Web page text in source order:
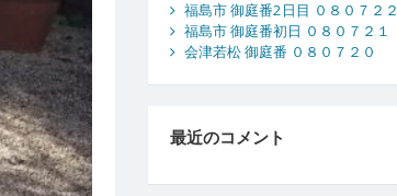
福島市 御庭番2日目 ０８０７２２
福島市 御庭番初日 ０８０７２１
会津若松 御庭番 ０８０７２０
最近のコメント